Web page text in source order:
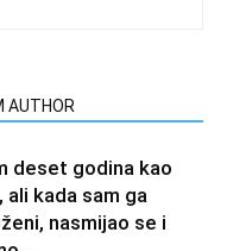
AUTHOR
deset godina kao
ali kada sam ga
nasmijao se i